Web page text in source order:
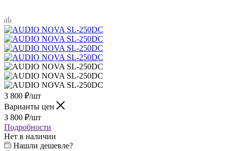
3 800 ₽/шт
Варианты цен
3 800 ₽/шт
Подробности
Нет в наличии
Нашли дешевле?